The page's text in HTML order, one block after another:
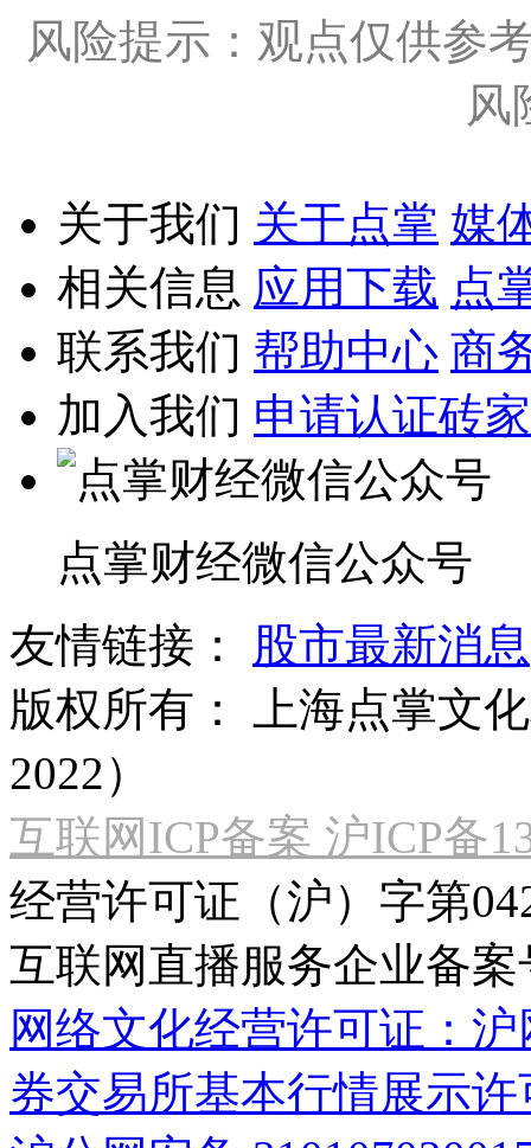
风险提示：观点仅供参
风
关于我们 关于点掌 媒
相关信息 应用下载 点
联系我们 帮助中心 商
加入我们 申请认证砖家
点掌财经微信公众号
友情链接：
股市最新消息
版权所有：
上海点掌文
2022）
互联网ICP备案 沪ICP备
经营许可证（沪）字第
互联网直播服务企业备案
网络文化经营许可证：
券交易所基本行情展示许